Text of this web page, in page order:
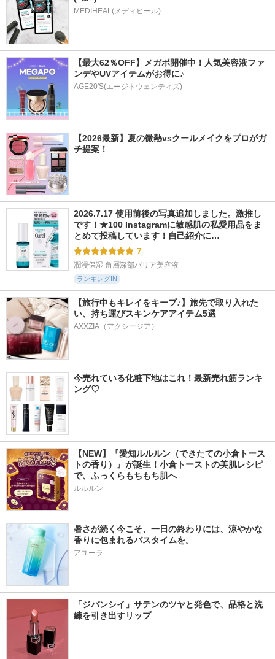
MEDIHEAL(メディヒール)
【最大62％OFF】メガポ開催中！人気美容液ファ
ンデやUVアイテムがお得に♪
AGE20'S(エージトウェンティズ)
【2026最新】夏の微熱vsクールメイクをプロがガ
チ提案！
2026.7.17 使用前後の写真追加しました。激推し
です！★100 Instagramに敏感肌の私愛用品をま
とめて投稿しています！自己紹介に…
7
潤浸保湿 角層深部バリア美容液
ランキングIN
【旅行中もキレイをキープ♪】旅先で取り入れた
い、持ち運びスキンケアアイテム5選
AXXZIA（アクシージア）
今売れている化粧下地はこれ！最新売れ筋ランキ
ング♡
【NEW】『愛知ルルルン（できたての小倉トース
トの香り）』が誕生！小倉トーストの美肌レシピ
で、ふっくらもちもち肌へ
ルルルン
暑さが続く今こそ、一日の終わりには、涼やかな
香りに包まれるバスタイムを。
アユーラ
「ジバンシイ」サテンのツヤと発色で、品格と洗
練を引き出すリップ